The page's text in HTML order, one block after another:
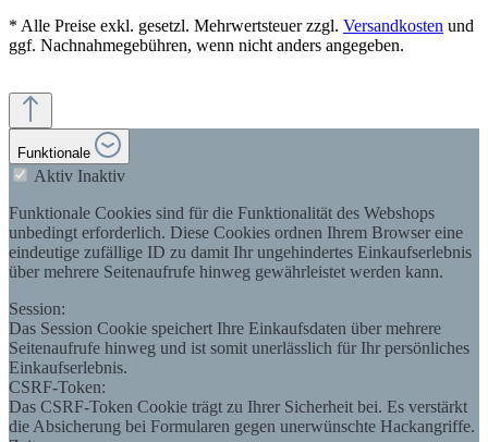
* Alle Preise exkl. gesetzl. Mehrwertsteuer zzgl. Versandkosten und
ggf. Nachnahmegebühren, wenn nicht anders angegeben.
Funktionale
Aktiv Inaktiv
Funktionale Cookies sind für die Funktionalität des Webshops
unbedingt erforderlich. Diese Cookies ordnen Ihrem Browser eine
eindeutige zufällige ID zu damit Ihr ungehindertes Einkaufserlebnis
über mehrere Seitenaufrufe hinweg gewährleistet werden kann.
Session:
Das Session Cookie speichert Ihre Einkaufsdaten über mehrere
Seitenaufrufe hinweg und ist somit unerlässlich für Ihr persönliches
Einkaufserlebnis.
CSRF-Token:
Das CSRF-Token Cookie trägt zu Ihrer Sicherheit bei. Es verstärkt
die Absicherung bei Formularen gegen unerwünschte Hackangriffe.